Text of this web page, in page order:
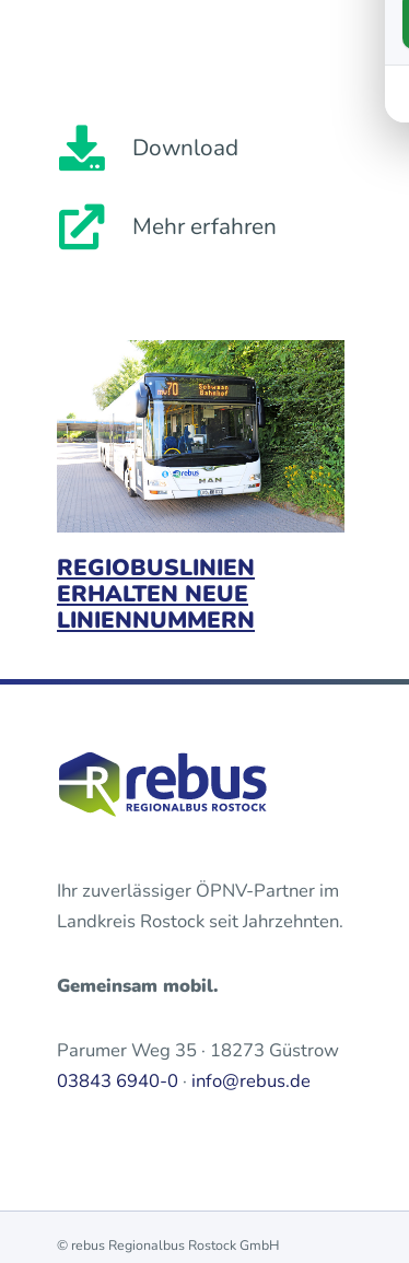
Download
Mehr erfahren
REGIOBUSLINIEN
ERHALTEN NEUE
LINIENNUMMERN
Ihr zuverlässiger ÖPNV-Partner im
Landkreis Rostock seit Jahrzehnten.
Gemeinsam mobil.
Parumer Weg 35 · 18273 Güstrow
03843 6940-0 · info@rebus.de
© rebus Regionalbus Rostock GmbH